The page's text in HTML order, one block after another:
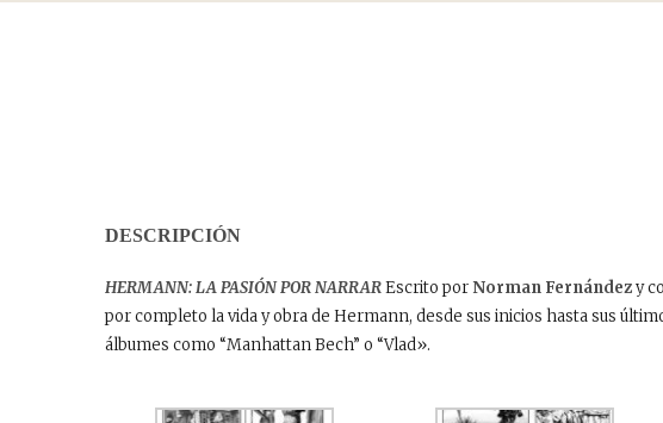
DESCRIPCIÓN
HERMANN: LA PASIÓN POR NARRAREscrito porNorman Fernándezy
por completo la vida y obra de Hermann, desde sus inicios hasta sus
álbumes como “Manhattan Bech” o “Vlad».